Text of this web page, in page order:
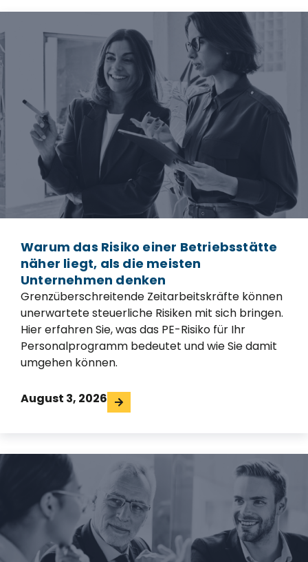
Warum das Risiko einer Betriebsstätte
näher liegt, als die meisten
Unternehmen denken
Grenzüberschreitende Zeitarbeitskräfte können
unerwartete steuerliche Risiken mit sich bringen.
Hier erfahren Sie, was das PE-Risiko für Ihr
Personalprogramm bedeutet und wie Sie damit
umgehen können.
August 3, 2026